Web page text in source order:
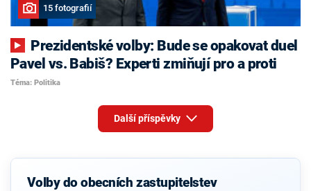
15 fotografií
Pavel vs. Babiš? Experti zmiňují pro a proti
Téma: Politika
Další příspěvky
Volby do obecních zastupitelstev